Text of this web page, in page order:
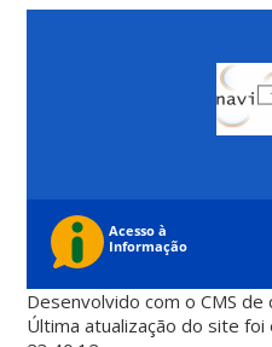
Desenvolvido com o CMS
Última atualização do site